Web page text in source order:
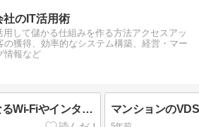
社のIT活用術
用して儲かる仕組みを作る方法アクセスアッ
の獲得、効率的なシステム構築、経営・マー
情報など
テレワークで問題となるWi-Fiやインターネットの遅さや切断 マンションの